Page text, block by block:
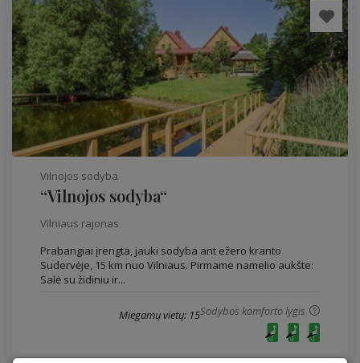
Vilnojos sodyba
“Vilnojos sodyba“
Vilniaus rajonas
Prabangiai įrengta, jauki sodyba ant ežero kranto
Sudervėje, 15 km nuo Vilniaus. Pirmame namelio aukšte:
Salė su židiniu ir...
Sodybos komforto lygis
Miegamų vietų: 15